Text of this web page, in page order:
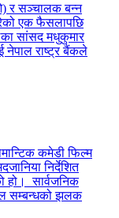
र सञ्चालक बन्न
एक फैसलापछि
सांसद मधुकुमार
नेपाल राष्ट्र बैंकले
कमेडी फिल्म
निर्देशित
हो। सार्वजनिक
सम्बन्धको झलक